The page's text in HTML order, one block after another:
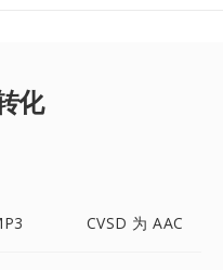
化
CVSD 为 AAC